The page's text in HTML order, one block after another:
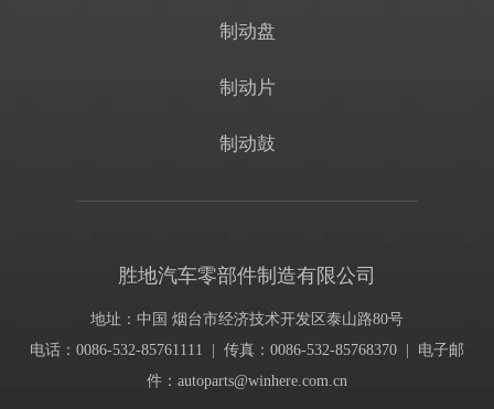
制动盘
制动片
制动鼓
胜地汽车零部件制造有限公司
地址：中国 烟台市经济技术开发区泰山路80号
电话：0086-532-85761111 | 传真：0086-532-85768370 | 电子邮
件： autoparts@winhere.com.cn